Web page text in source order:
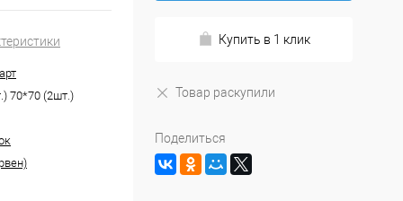
70*70 (2шт.)
Купить в 1 клик
Товар раскупили
Поделиться